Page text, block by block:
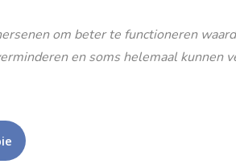
om beter te functioneren
en soms helemaal kunnen